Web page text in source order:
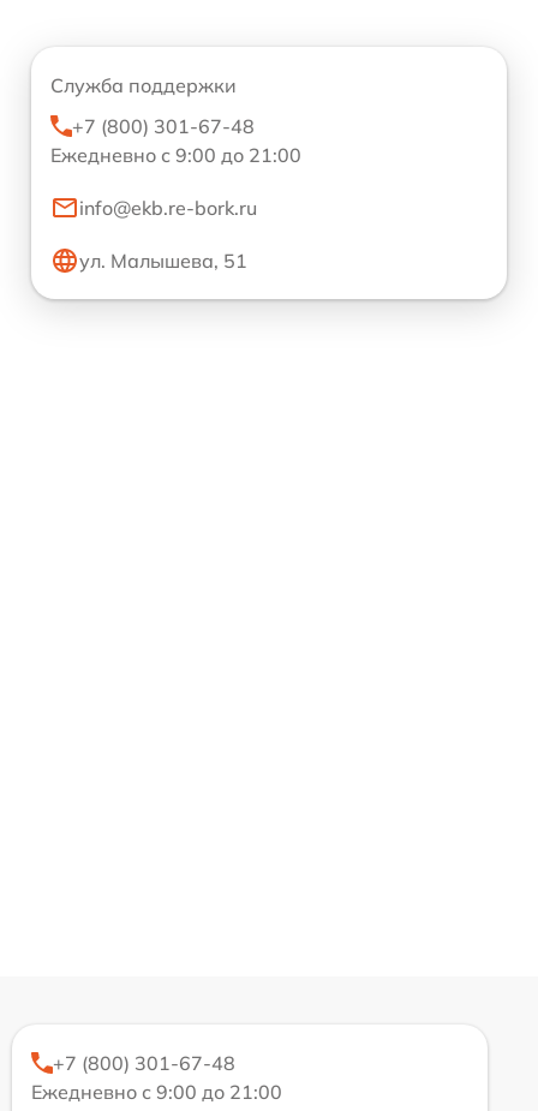
Служба поддержки
+7 (800) 301-67-48
Ежедневно с 9:00 до 21:00
info@ekb.re-bork.ru
ул. Малышева, 51
+7 (800) 301-67-48
Ежедневно с 9:00 до 21:00